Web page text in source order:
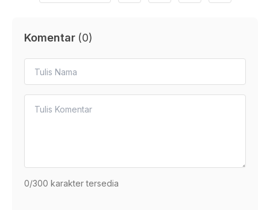
Komentar (0)
0/300 karakter tersedia